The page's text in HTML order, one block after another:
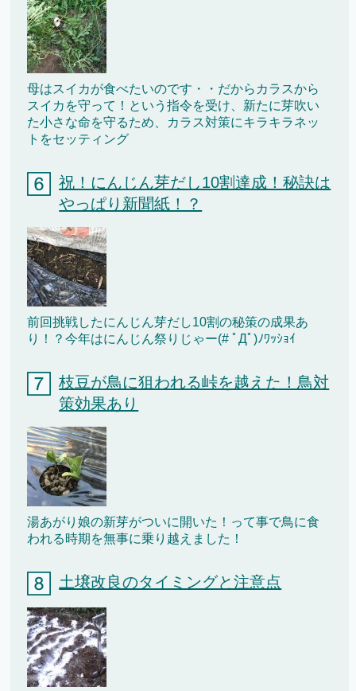
母はスイカが食べたいのです・・だからカラスから
スイカを守って！という指令を受け、新たに芽吹い
た小さな命を守るため、カラス対策にキラキラネッ
トをセッティング
祝！にんじん芽だし10割達成！秘訣は
やっぱり新聞紙！？
前回挑戦したにんじん芽だし10割の秘策の成果あ
り！？今年はにんじん祭りじゃー(# ﾟДﾟ)ﾉﾜｯｼｮｲ
枝豆が鳥に狙われる峠を越えた！鳥対
策効果あり
湯あがり娘の新芽がついに開いた！って事で鳥に食
われる時期を無事に乗り越えました！
土壌改良のタイミングと注意点